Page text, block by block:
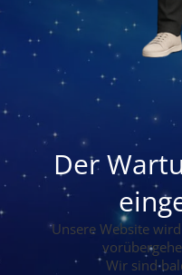
Der
Unsere Website
Wir sind